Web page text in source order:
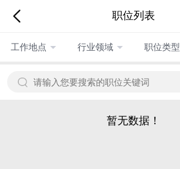
职位列表
工作地点 行业领域 职位类型
暂无数据！